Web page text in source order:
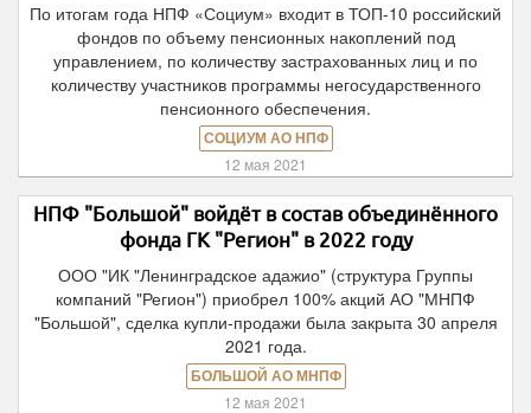
По итогам года НПФ «Социум» входит в ТОП-10 российский
фондов по объему пенсионных накоплений под
управлением, по количеству застрахованных лиц и по
количеству участников программы негосударственного
пенсионного обеспечения.
СОЦИУМ АО НПФ
12 мая 2021
НПФ "Большой" войдёт в состав объединённого
фонда ГК "Регион" в 2022 году
ООО "ИК "Ленинградское адажио" (структура Группы
компаний "Регион") приобрел 100% акций АО "МНПФ
"Большой", сделка купли-продажи была закрыта 30 апреля
2021 года.
БОЛЬШОЙ АО МНПФ
12 мая 2021